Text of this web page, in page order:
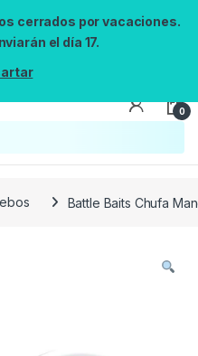
cerrados por vacaciones.
el día 17.
0
Battle Baits Chufa